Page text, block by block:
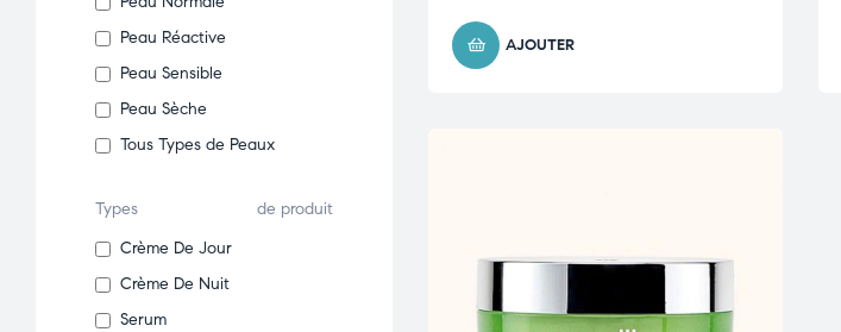
AJOUTER
Peau Réactive
Peau Sensible
Peau Sèche
Tous Types de Peaux
Types
de produit
Crème De Jour
Crème De Nuit
Serum